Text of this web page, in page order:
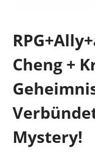
Cheng +
Mystery!